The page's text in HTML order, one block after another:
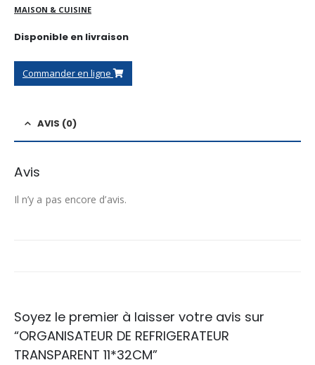
MAISON & CUISINE
Disponible en livraison
Commander en ligne
AVIS (0)
Avis
Il n’y a pas encore d’avis.
Soyez le premier à laisser votre avis sur
“ORGANISATEUR DE REFRIGERATEUR
TRANSPARENT 11*32CM”